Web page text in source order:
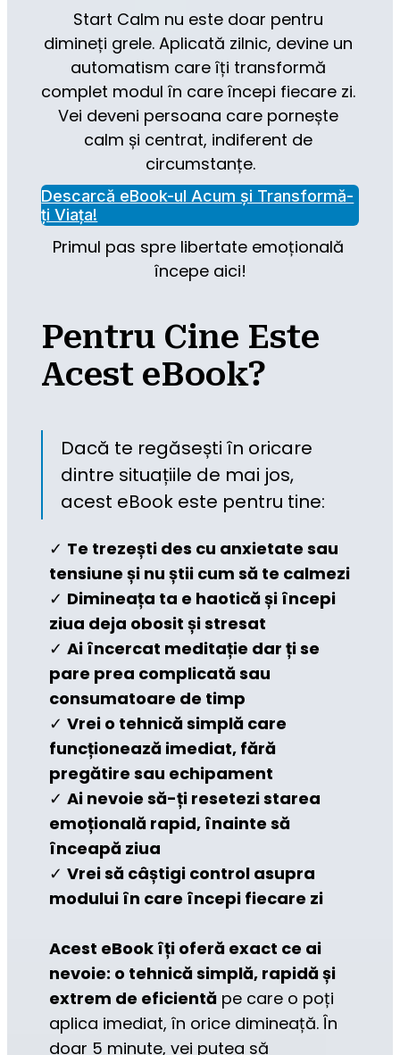
Start Calm nu este doar pentru
dimineți grele. Aplicată zilnic, devine un
automatism care îți transformă
complet modul în care începi fiecare zi.
Vei deveni persoana care pornește
calm și centrat, indiferent de
circumstanțe.
Descarcă eBook-ul Acum și Transformă-
ți Viața!
Primul pas spre libertate emoțională
începe aici!
Pentru Cine Este
Acest eBook?
Dacă te regăsești în oricare
dintre situațiile de mai jos,
acest eBook este pentru tine:
✓ Te trezești des cu anxietate sau
tensiune și nu știi cum să te calmezi
✓ Dimineața ta e haotică și începi
ziua deja obosit și stresat
✓ Ai încercat meditație dar ți se
pare prea complicată sau
consumatoare de timp
✓ Vrei o tehnică simplă care
funcționează imediat, fără
pregătire sau echipament
✓ Ai nevoie să-ți resetezi starea
emoțională rapid, înainte să
înceapă ziua
✓ Vrei să câștigi control asupra
modului în care începi fiecare zi
Acest eBook îți oferă exact ce ai
nevoie: o tehnică simplă, rapidă și
extrem de eficientă pe care o poți
aplica imediat, în orice dimineață. În
doar 5 minute, vei putea să